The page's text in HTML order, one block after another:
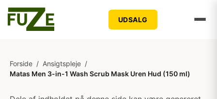
UDSALG
Forside / Ansigtspleje /
Matas Men 3-in-1 Wash Scrub Mask Uren Hud (150 ml)